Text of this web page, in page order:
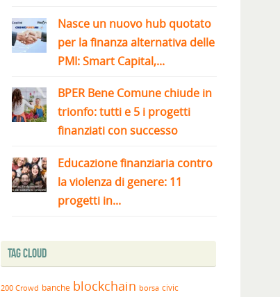
Nasce un nuovo hub quotato
per la finanza alternativa delle
PMI: Smart Capital,...
BPER Bene Comune chiude in
trionfo: tutti e 5 i progetti
finanziati con successo
Educazione finanziaria contro
la violenza di genere: 11
progetti in...
Tag Cloud
200 Crowd banche blockchain borsa civic